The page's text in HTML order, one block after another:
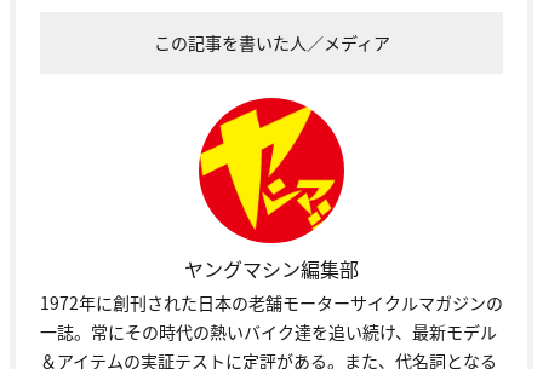
この記事を書いた人／メディア
ヤングマシン編集部
1972年に創刊された日本の老舗モーターサイクルマガジンの
一誌。常にその時代の熱いバイク達を追い続け、最新モデル
＆アイテムの実証テストに定評がある。また、代名詞となる